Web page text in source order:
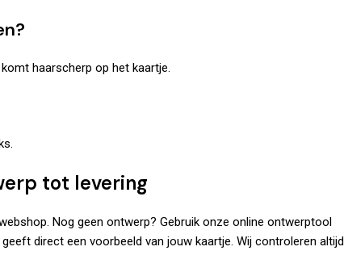
haarscherp op het kaartje.
tot levering
Nog geen ontwerp? Gebruik onze online ontwerptool
direct een voorbeeld van jouw kaartje. Wij controleren altijd